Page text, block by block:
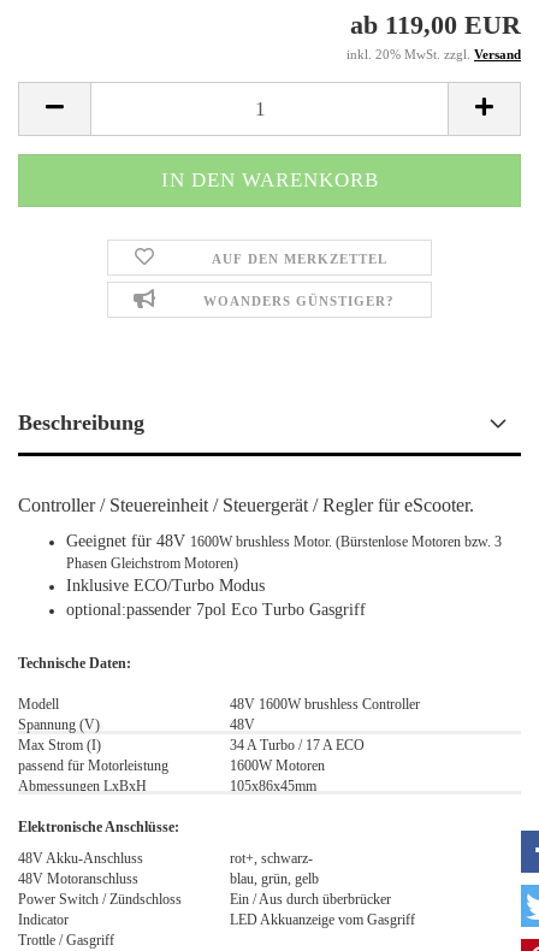
ab 119,00 EUR
inkl. 20% MwSt. zzgl. Versand
AUF DEN MERKZETTEL
WOANDERS GÜNSTIGER?
Beschreibung
Controller / Steuereinheit / Steuergerät / Regler für eScooter.
Geeignet für 48V 1600W brushless Motor. (Bürstenlose Motoren bzw. 3
Phasen Gleichstrom Motoren)
Inklusive ECO/Turbo Modus
optional:passender 7pol Eco Turbo Gasgriff
Technische Daten:
Modell
48V 1600W brushless Controller
Spannung (V)
48V
Max Strom (I)
34 A Turbo / 17 A ECO
passend für Motorleistung
1600W Motoren
Abmessungen LxBxH
105x86x45mm
Elektronische Anschlüsse:
48V Akku-Anschluss
rot+, schwarz-
48V Motoranschluss
blau, grün, gelb
Power Switch / Zündschloss
Ein / Aus durch überbrücker
Indicator
LED Akkuanzeige vom Gasgriff
Trottle / Gasgriff